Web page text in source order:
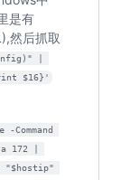
是有
然后抓取
|
$16}'
Command
172 |
"$hostip"